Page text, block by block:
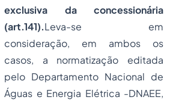
exclusiva da concessionária
(art.141).Leva-se em
consideração, em ambos os
casos, a normatização editada
pelo Departamento Nacional de
Águas e Energia Elétrica -DNAEE,